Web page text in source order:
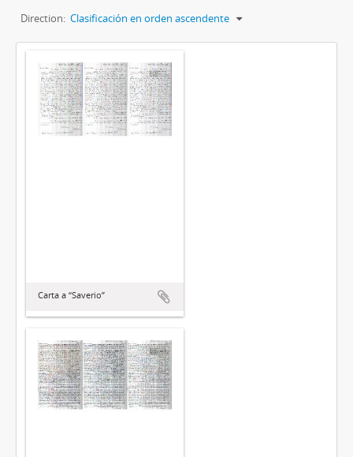
Direction: Clasificación en orden ascendente
Carta a “Saverio”